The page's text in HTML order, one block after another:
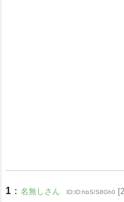
1 ： 名無しさん ID:ID:hbS/S8Gh0